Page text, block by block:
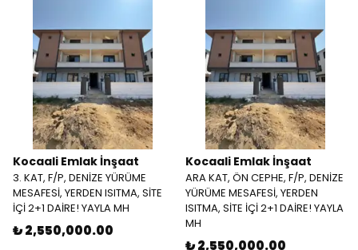
Kocaali Emlak İnşaat
3. KAT, F/P, DENİZE YÜRÜME
MESAFESİ, YERDEN ISITMA, SİTE
İÇİ 2+1 DAİRE! YAYLA MH
₺ 2,550,000.00
Kocaali Emlak İnşaat
ARA KAT, ÖN CEPHE, F/P, DENİZE
YÜRÜME MESAFESİ, YERDEN
ISITMA, SİTE İÇİ 2+1 DAİRE! YAYLA
MH
₺ 2,550,000.00